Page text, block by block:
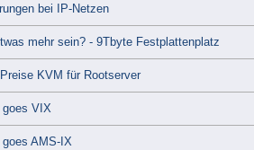
bei IP-Netzen
mehr sein? - 9Tbyte Festplattenplatz
KVM für Rootserver
goes VIX
goes AMS-IX